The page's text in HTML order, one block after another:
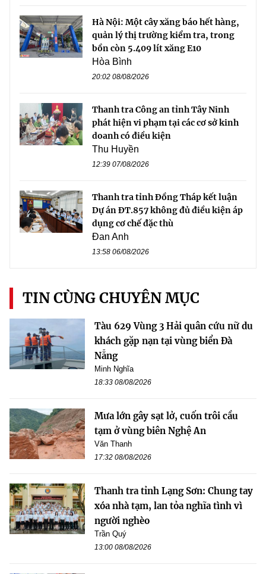
Hà Nội: Một cây xăng báo hết hàng,
quản lý thị trường kiểm tra, trong
bồn còn 5.409 lít xăng E10
Hòa Bình
20:02 08/08/2026
Thanh tra Công an tỉnh Tây Ninh
phát hiện vi phạm tại các cơ sở kinh
doanh có điều kiện
Thu Huyền
12:39 07/08/2026
Thanh tra tỉnh Đồng Tháp kết luận
Dự án ĐT.857 không đủ điều kiện áp
dụng cơ chế đặc thù
Đan Anh
13:58 06/08/2026
TIN CÙNG CHUYÊN MỤC
Tàu 629 Vùng 3 Hải quân cứu nữ du
khách gặp nạn tại vùng biển Đà
Nẵng
Minh Nghĩa
18:33 08/08/2026
Mưa lớn gây sạt lở, cuốn trôi cầu
tạm ở vùng biên Nghệ An
Văn Thanh
17:32 08/08/2026
Thanh tra tỉnh Lạng Sơn: Chung tay
xóa nhà tạm, lan tỏa nghĩa tình vì
người nghèo
Trần Quý
13:00 08/08/2026